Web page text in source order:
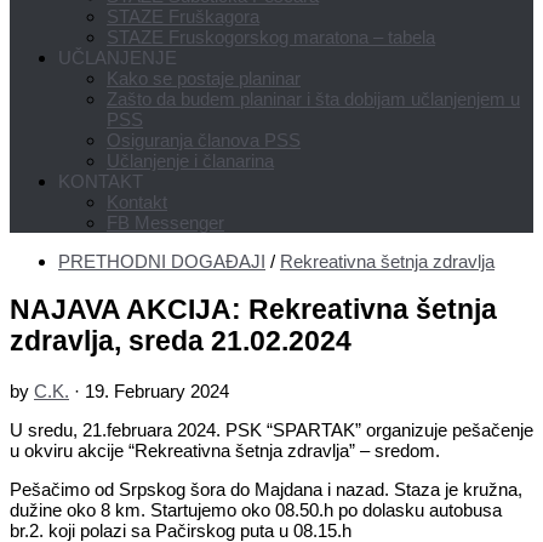
STAZE Fruškagora
STAZE Fruskogorskog maratona – tabela
UČLANJENJE
Kako se postaje planinar
Zašto da budem planinar i šta dobijam učlanjenjem u
PSS
Osiguranja članova PSS
Učlanjenje i članarina
KONTAKT
Kontakt
FB Messenger
PRETHODNI DOGAĐAJI / Rekreativna šetnja zdravlja
NAJAVA AKCIJA: Rekreativna šetnja
zdravlja, sreda 21.02.2024
by C.K. · 19. February 2024
U sredu, 21.februara 2024. PSK “SPARTAK” organizuje pešačenje
u okviru akcije “Rekreativna šetnja zdravlja” – sredom.
Pešačimo od Srpskog šora do Majdana i nazad. Staza je kružna,
dužine oko 8 km. Startujemo oko 08.50.h po dolasku autobusa
br.2. koji polazi sa Pačirskog puta u 08.15.h